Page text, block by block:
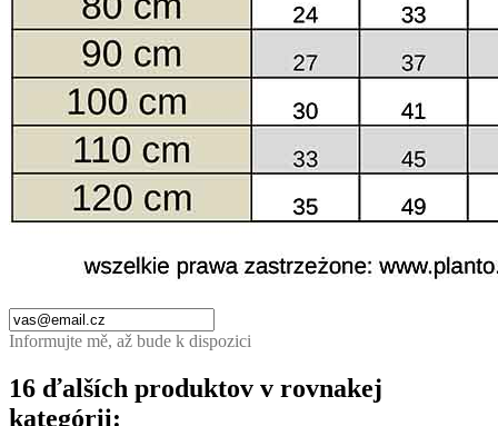
Informujte mě, až bude k dispozici
16 ďalších produktov v rovnakej
kategórii: